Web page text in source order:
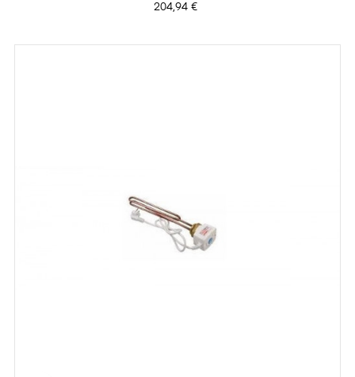
Prix
204,94 €